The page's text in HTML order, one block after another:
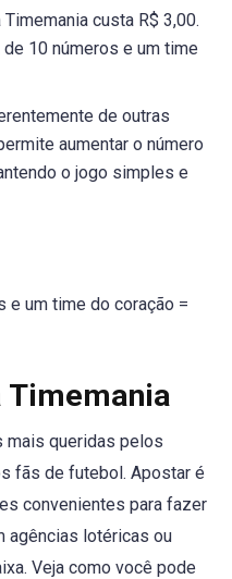
custa R$ 3,00.
10 números e um time
de outras
aumentar o número
o jogo simples e
e um time do coração =
Timemania
mais queridas pelos
fãs de futebol. Apostar é
convenientes para fazer
agências lotéricas ou
Veja como você pode